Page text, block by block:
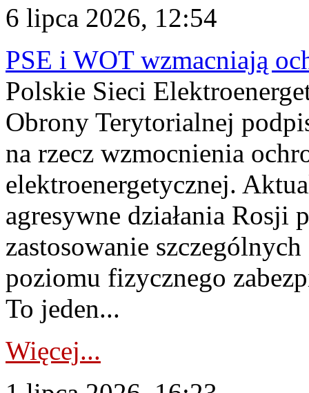
6 lipca 2026, 12:54
PSE i WOT wzmacniają
Polskie Sieci
Obrony Terytorialnej
na rzecz wzmocnienia
elektroenergetycznej.
agresywne działania Rosji
zastosowanie
poziomu fizycznego
To jeden...
Więcej...